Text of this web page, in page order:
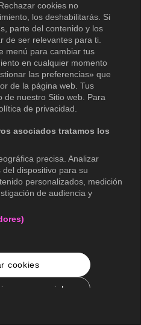
cookies no
los deshabilitarás. Si
parte del contenido y los
de ser relevantes para ti.
menú para cambiar tus
en cualquier momento
las preferencias» que
de la página web. Tus
de nuestro Sitio web. Para
de privacidad.
asociados tratamos los
precisa. Analizar
dispositivo para su
personalizados, medición
de audiencia y
cookies
no esenciales